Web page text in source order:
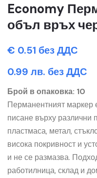
Economy
объл връх
€ 0.51 без ДДС
0.99 лв. без ДДС
Брой в опаковка: 10
Перманентният маркер
писане върху различни
пластмаса, метал,
висока покривност и
и не се размазва.
работилница, склад и